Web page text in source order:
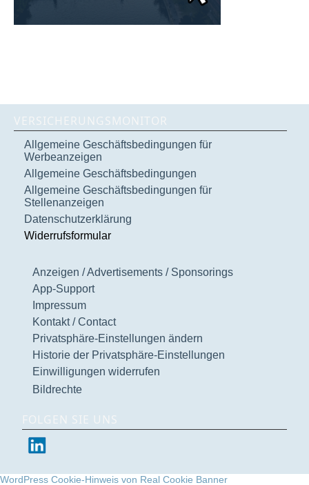
VERSICHERUNGSMONITOR
Allgemeine Geschäftsbedingungen für
Werbeanzeigen
Allgemeine Geschäftsbedingungen
Allgemeine Geschäftsbedingungen für
Stellenanzeigen
Datenschutzerklärung
Widerrufsformular
Anzeigen / Advertisements / Sponsorings
App-Support
Impressum
Kontakt / Contact
Privatsphäre-Einstellungen ändern
Historie der Privatsphäre-Einstellungen
Einwilligungen widerrufen
Bildrechte
FOLGEN SIE UNS
WordPress Cookie-Hinweis von Real Cookie Banner